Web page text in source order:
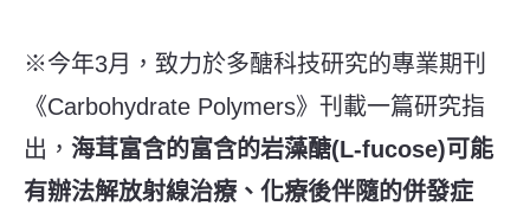
※今年3月，致力於多醣科技研究的專業期刊
《Carbohydrate Polymers》刊載一篇研究指
出， 海茸富含的富含的岩藻醣(L-fucose)可能
有辦法解放射線治療、化療後伴隨的併發症